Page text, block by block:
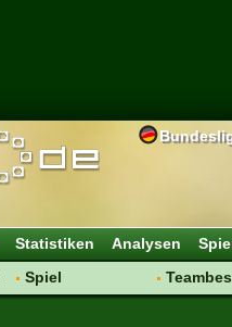
Statistiken Analysen
Spiel